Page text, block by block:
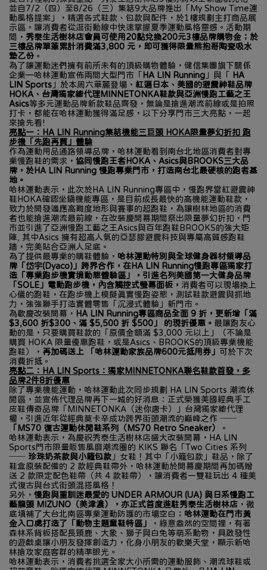
並自7/2（四）至8/26（三）集結9大品牌推出「My Show Time運
動風格提案」，精選各式鞋款、包款與配件，於1樓規劃主打商品展
示區，讓消費者從逛街動線中快速掌握夏季運動風格靈感。活動期
間， 秀泰生活樹林店會員可使用20點兌換200元3樓品牌購物金；於
三樓品牌單筆累計消費滿3,800 元，即可獲得限量熊抱哥陶瓷吸水
墊乙份 。
為了讓運動迷們擁有前所未有的頂級購物體驗，健信集團旗下關係
企業—哈林運動宣佈兩間大型門市「
HA LIN Running 」與「
HA
LIN Sports 」於本周六華麗登場， 紅遍日本、美國的避震神鞋品牌
HOKA、台灣獨家總代理MINNETONKA鞋款與亞洲慢跑工藝之王
Asics等多元運動品牌新款鞋品齊發，無論是搶進潮流前線或是拍照
打卡，都能在哈林運動獲得滿足感，以下分享門市三大亮點，一起
來搶先看!
亮點一：HA LIN Running集結機能三巨頭 HOKA限量夢幻折扣 跑
步機「先跑再買」體驗
作為運動用品通路領導品牌，哈林運動看到南台北地區消費者對專
業慢跑鞋的需求， 協同慢跑王者HOKA、Asics與BROOKS三大品
牌，於HA LIN Running 慢跑專業門市，打造南台北最硬核的跑者基
地。
哈林運動表示，此次於HA LIN Running專區中，慢跑界當紅避震神
鞋HOKA確認坐鎮機能專區，是目前成長最快的高機能運動鞋款，
致力於開發適應高難度地形與賽事的超跑鞋，為讓樹林地區的消費
者也能搶進潮流最前線，在改裝慶開幕期間祭出限量夢幻折扣，門
市並引進了亞洲慢跑工藝之王Asics與百年跑鞋BROOKS的強大矩
陣, 其中Asics 擁有超高人氣的亞瑟膠避震科技與專屬高質感跑鞋
牆，完美貼合亞洲人足底。
為了提供最專業的購鞋體驗， 哈林運動特別與全球健身器材領導品
牌「岱宇(Dyaco)」跨界合作，在HA LIN Running慢跑專區獨家打
造「專業跑步機實境動態體驗區」，引進名列美國第一大健身品牌
「SOLE」電動跑步機，內含觸控式螢幕面板， 消費者可以現場換上
心儀的跑鞋，在跑步機上模擬真實慢跑姿態，測試鞋款避震與抓地
力，強強聯手打造實體零售「沉浸式體驗」新門市。
為歡慶改裝開幕， HA LIN Running專區商品全面 9 折，更新增「滿
$3,600 折$300、滿 $5,500 折 $500」 的現折優惠。 最讓跑友心
動的是，只要購買鞋款的「原價金額滿 $3,000 元以上」（不論是
購買 HOKA 限量優惠跑鞋，或是Asics、BROOKS的頂級專業機能
跑鞋）， 再加碼送上 「哈林運動家族品牌600元抵用券」 可於下次
消費折抵。
亮點二：HA LIN Sports：獨家MINNETONKA聯名鞋款首發，多
品牌2件8折優惠
除了專業機能運動，哈林運動此次同步規劃 HA LIN Sports 潮流休
閒區，並宣佈代理品牌再下一城的好消息：正式榮獲美國經典手工
皮鞋傳奇品牌「MINNETONKA（迷你唐卡）」台灣獨家總代理
「MS70 復古運動休閒鞋系列（MS70 Retro Sneaker）
。
哈林運動表示，為慶祝秀泰生活樹林店盛大改裝開幕，HA LIN
Sports門市限量販售風靡潮流圈的 KIKS 聯名「Two Cities 系列
── 珍珠奶茶款與小籠包款 」女鞋！其中「小籠包款」鞋品，除了
鞋盒原裝配備的 2 款經典鞋帶外，哈林運動於開幕慶期間再加碼贈
送 2 款限定配色鞋帶（共 4 款鞋帶），讓消費者一雙鞋玩出 4 種美
式復古與台式街頭混搭風格！
另外， 慢跑與重訓迷最愛的 UNDER ARMOUR (UA) 與日系慢跑工
藝龍頭 MIZUNO（美津濃），亦正式首度進駐秀泰生活樹林店 ，徹
底填補了大台北南區專業運動防護的市場空白； 哈林運動在門市黃
金入口處打造了「動物主題童鞋特區」
，綠意盎然的空間裡，有著
森林系背板搭配長頸鹿、大象、獅子與白兔等萌系動物，具啟發性
的遊戲桌讓小朋友發揮創造力，化身小朋友的歡樂天堂，顯示新哈
林搶攻家庭客群的精準眼光。
哈林運動表示，消費者挑選全家大小所需的運動服飾、潮流球鞋或